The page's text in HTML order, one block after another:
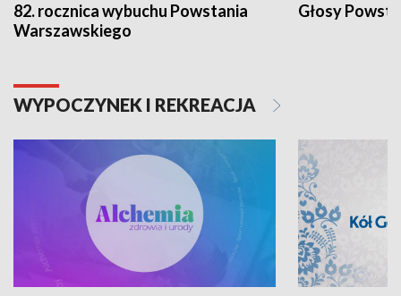
82. rocznica wybuchu Powstania
Warszawskiego
Głosy
WYPOCZYNEK I REKREACJA